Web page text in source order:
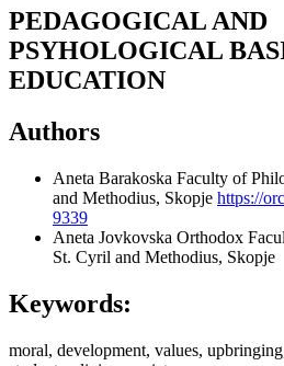
PEDAGOGICAL AND
PSYHOLOGICAL
EDUCATION
Authors
Aneta Barakoska Faculty of
and Methodius, Skopje https://
9339
Aneta Jovkovska Orthodox
St. Cyril and Methodius, Skopje
Keywords:
moral, development, values,